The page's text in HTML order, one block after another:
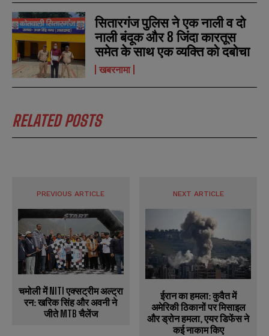
सितारगंज पुलिस ने एक नाली व दो
नाली बंदूक और 8 जिंदा कारतूस
समेत के साथ एक व्यक्ति को दबोचा
खबरनामा
RELATED POSTS
PREVIOUS ARTICLE
चमोली में NITI एक्सट्रीम अल्ट्रा
रन: खरिक सिंह और अवनी ने
जीते MTB चैलेंज
NEXT ARTICLE
ईरान का हमला: कुवैत में
अमेरिकी ठिकानों पर मिसाइल
और ड्रोन हमला, एयर डिफेंस ने
कई नाकाम किए